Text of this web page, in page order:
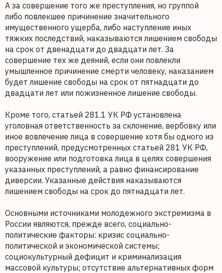
А за совершение того же преступления, но группой
либо повлекшее причинение значительного
имущественного ущерба, либо наступление иных
тяжких последствий, наказываются лишением свободы
на срок от двенадцати до двадцати лет. За
совершение тех же деяний, если они повлекли
умышленное причинение смерти человеку, наказанием
будет лишение свободы на срок от пятнадцати до
двадцати лет или пожизненное лишение свободы.
Кроме того, статьей 281.1 УК РФ установлена
уголовная ответственность за склонение, вербовку или
иное вовлечение лица в совершение хотя бы одного из
преступлений, предусмотренных статьей 281 УК РФ,
вооружение или подготовка лица в целях совершения
указанных преступлений, а равно финансирование
диверсии. Указанные действия наказываются
лишением свободы на срок до пятнадцати лет.
Основными источниками молодежного экстремизма в
России являются, прежде всего, социально-
политические факторы: кризис социально-
политической и экономической системы;
социокультурный дефицит и криминализация
массовой культуры; отсутствие альтернативных форм